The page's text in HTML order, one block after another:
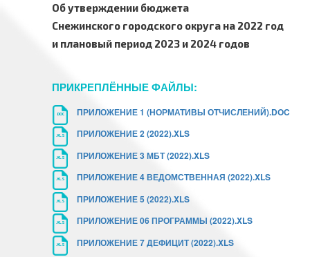
Об утверждении бюджета
Снежинского городского округа на 2022 год
и плановый период 2023 и 2024 годов
ПРИКРЕПЛЁННЫЕ ФАЙЛЫ:
.DOC ПРИЛОЖЕНИЕ 1 (НОРМАТИВЫ ОТЧИСЛЕНИЙ).DOC
.XLS ПРИЛОЖЕНИЕ 2 (2022).XLS
.XLS ПРИЛОЖЕНИЕ 3 МБТ (2022).XLS
.XLS ПРИЛОЖЕНИЕ 4 ВЕДОМСТВЕННАЯ (2022).XLS
.XLS ПРИЛОЖЕНИЕ 5 (2022).XLS
.XLS ПРИЛОЖЕНИЕ 06 ПРОГРАММЫ (2022).XLS
.XLS ПРИЛОЖЕНИЕ 7 ДЕФИЦИТ (2022).XLS